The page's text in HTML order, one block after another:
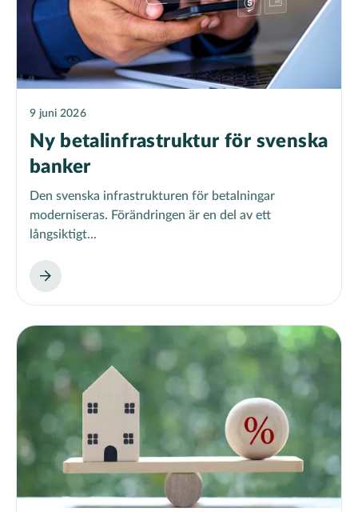
9 juni 2026
Ny betalinfrastruktur för svenska
banker
Den svenska infrastrukturen för betalningar
moderniseras. Förändringen är en del av ett
långsiktigt...